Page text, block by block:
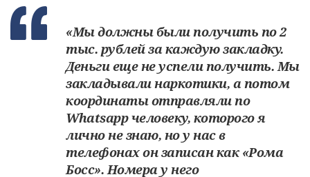
«Мы должны были получить по 2
тыс. рублей за каждую закладку.
Деньги еще не успели получить. Мы
закладывали наркотики, а потом
координаты отправляли по
Whatsapp человеку, которого я
лично не знаю, но у нас в
телефонах он записан как «Рома
Босс». Номера у него